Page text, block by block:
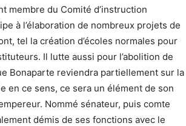
membre du Comité d’instruction
à l’élaboration de nombreux projets de
tel la création d’écoles normales pour
Il lutte aussi pour l’abolition de
Bonaparte reviendra partiellement sur la
en ce sens, ce sera un élément de son
Nommé sénateur, puis comte
démis de ses fonctions avec le